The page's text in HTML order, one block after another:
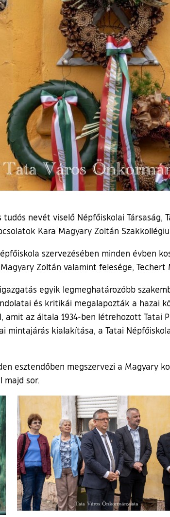
nevét viselő Népfőiskolai Társaság,
Kara Magyary Zoltán
szervezésében minden évben
Zoltán valamint felesége, Techert
egyik legmeghatározóbb
és kritikái megalapozták a hazai
az általa 1934-ben létrehozott Tatai
kialakítása, a Tatai
esztendőben megszervezi a Magyary
majd sor.